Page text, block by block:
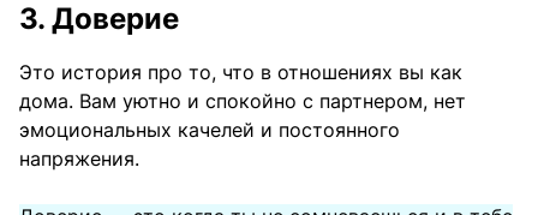
3. Доверие
Это история про то, что в отношениях вы как
дома. Вам уютно и спокойно с партнером, нет
эмоциональных качелей и постоянного
напряжения.